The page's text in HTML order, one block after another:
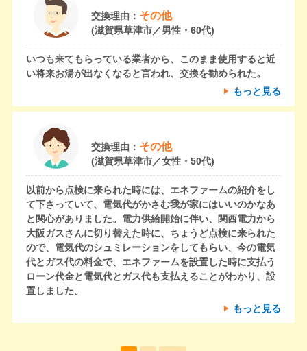
交換理由： その他
(滋賀県草津市／男性・60代)
いつも来てもらっている業者から、このまま使用すると近
い将来お湯が出なくなると言われ、交換を勧められた。
もっと見る
交換理由： その他
(滋賀県草津市／女性・50代)
以前から点検に来られた時には、エネファームの紹介をし
て下さっていて、電気代がかさむ我が家にはいいのかなあ
と関心がありました。電力供給開始に伴い、関西電力から
大阪ガスさんに切り替えた時に、ちょうど点検に来られた
ので、電気代のシュミレーションをしてもらい、今の電気
代とガス代の料金で、エネファームを設置した時に支払う
ローン代金と電気代とガス代も支払えることがわかり、設
置しました。
もっと見る